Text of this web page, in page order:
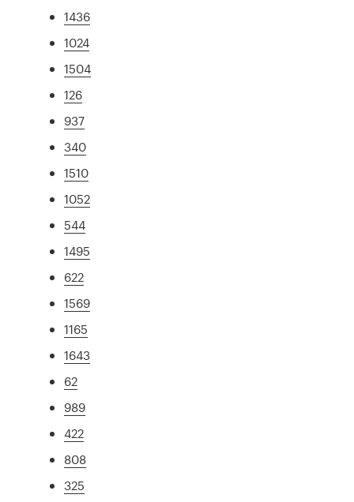
1436
1024
1504
126
937
340
1510
1052
544
1495
622
1569
1165
1643
62
989
422
808
325